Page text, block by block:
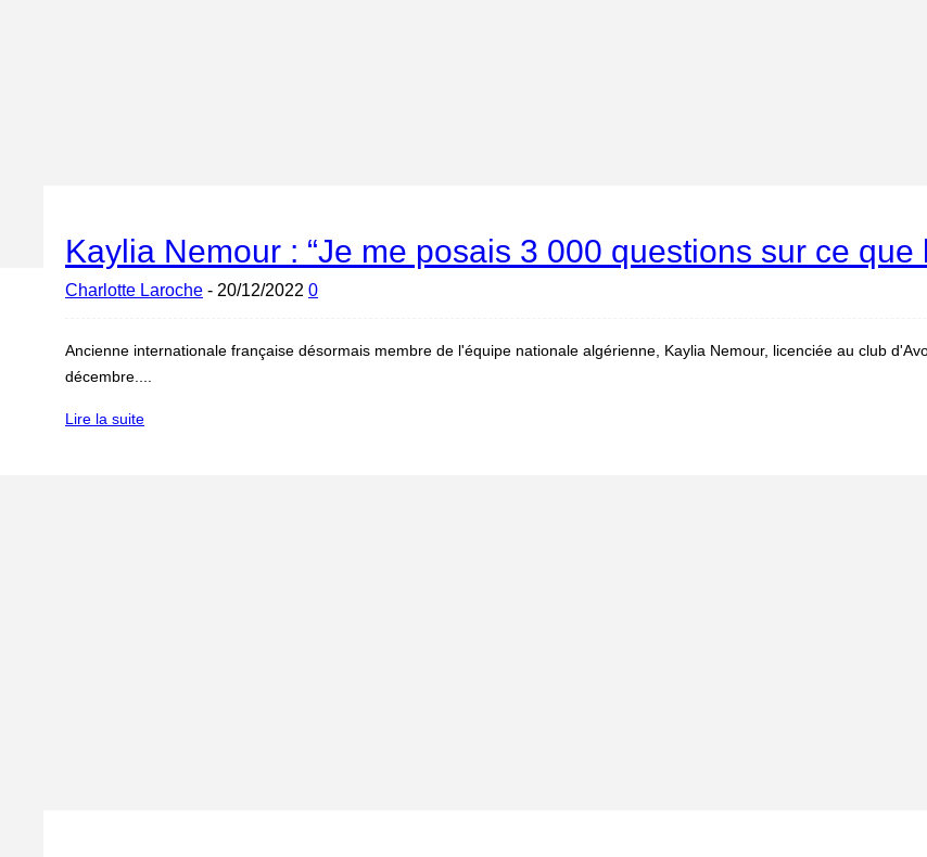
Kaylia Nemour : “Je me posais 3 000 questions sur ce
Charlotte Laroche - 20/12/2022 0
Ancienne internationale française désormais membre de l'équipe nationale algérienne, Kaylia Nemour, licenciée au club
décembre....
Lire la suite